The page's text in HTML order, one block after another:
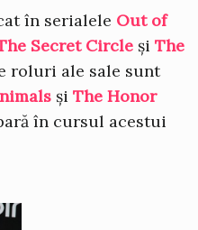
în serialele Out of
Secret Circle și The
roluri ale sale sunt
și The Honor
în cursul acestui